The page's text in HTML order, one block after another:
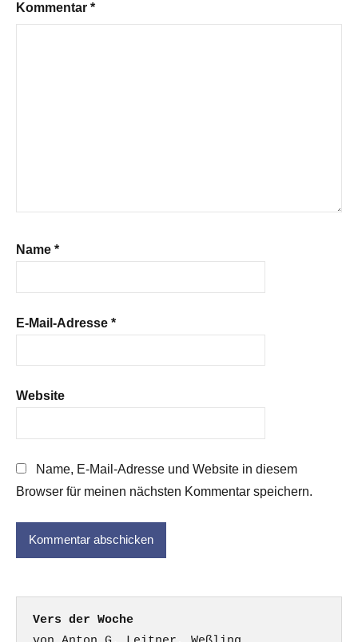
Kommentar *
Name *
E-Mail-Adresse *
Website
Name, E-Mail-Adresse und Website in diesem
Browser für meinen nächsten Kommentar speichern.
Vers der Woche